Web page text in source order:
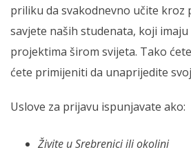
priliku da svakodnevno učite kroz
savjete naših studenata, koji
projektima širom svijeta. Tako
ćete primijeniti da unaprijedite
Uslove za prijavu ispunjavate ako:
Živite u Srebrenici ili okolini